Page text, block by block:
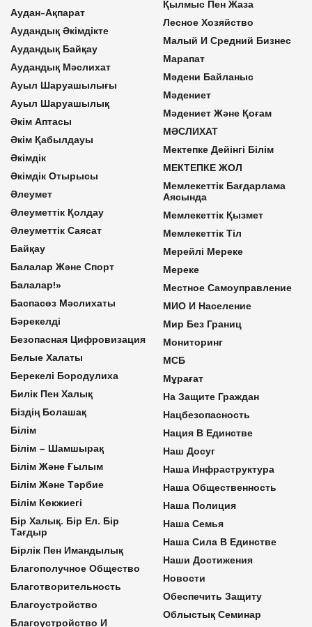
Аудан-Ақпарат
Аудандық Әкімдікте
Аудандық Байқау
Аудандық Мәслихат
Ауыл Шаруашылығы
Ауыл Шаруашылық
Әкім Аптасы
Әкім Қабылдауы
Әкімдік
Әкімдік Отырысы
Әлеумет
Әлеуметтік Қолдау
Әлеуметтік Саясат
Байқау
Балалар Және Спорт
Балалар!»
Баспасөз Мәслихаты
Бәрекелді
Безопасная Цифровизация
Белые Халаты
Берекелі Бородулиха
Билік Пен Халық
Біздің Болашақ
Білім
Білім – Шамшырақ
Білім Және Ғылым
Білім Және Тәрбие
Білім Көкжиегі
Бір Халық. Бір Ел. Бір
Тағдыр
Бірлік Пен Имандылық
Благополучное Общество
Благотворительность
Благоустройство
Благоустройство И
Қылмыс Пен Жаза
Лесное Хозяйство
Малый И Средний Бизнес
Марапат
Мәдени Байланыс
Мәдениет
Мәдениет Және Қоғам
МӘСЛИХАТ
Мектепке Дейінгі Білім
МЕКТЕПКЕ ЖОЛ
Мемлекеттік Бағдарлама
Аясында
Мемлекеттік Қызмет
Мемлекеттік Тіл
Мерейлі Мереке
Мереке
Местное Самоуправление
МИО И Население
Мир Без Границ
Мониторинг
МСБ
Мұрағат
На Защите Граждан
Нацбезопасность
Нация В Единстве
Наш Досуг
Наша Инфраструктура
Наша Общественность
Наша Полиция
Наша Семья
Наша Сила В Единстве
Наши Достижения
Новости
Обеспечить Защиту
Облыстық Семинар